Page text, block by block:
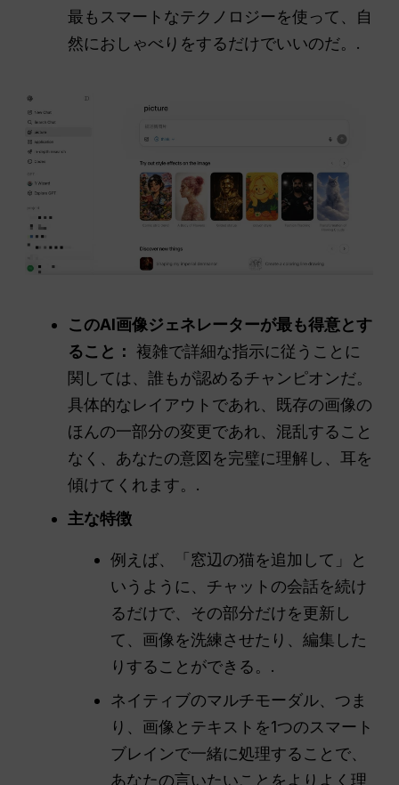
最もスマートなテクノロジーを使って、自
然におしゃべりをするだけでいいのだ。.
このAI画像ジェネレーターが最も得意とす
ること： 複雑で詳細な指示に従うことに
関しては、誰もが認めるチャンピオンだ。
具体的なレイアウトであれ、既存の画像の
ほんの一部分の変更であれ、混乱すること
なく、あなたの意図を完璧に理解し、耳を
傾けてくれます。.
主な特徴
例えば、「窓辺の猫を追加して」と
いうように、チャットの会話を続け
るだけで、その部分だけを更新し
て、画像を洗練させたり、編集した
りすることができる。.
ネイティブのマルチモーダル、つま
り、画像とテキストを1つのスマート
ブレインで一緒に処理することで、
あなたの言いたいことをよりよく理